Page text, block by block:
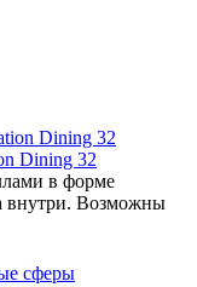
Dining 32
в форме
внутри. Возможны